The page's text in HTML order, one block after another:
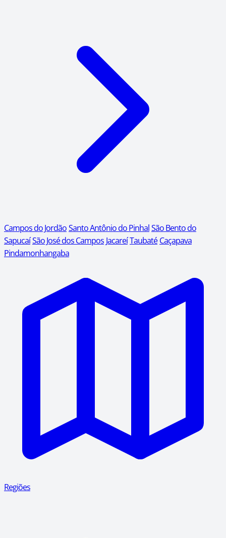
Campos do JordãoSanto Antônio do PinhalSão Bento do
SapucaíSão José dos Campos JacareíTaubaté Caçapava
Pindamonhangaba
Regiões